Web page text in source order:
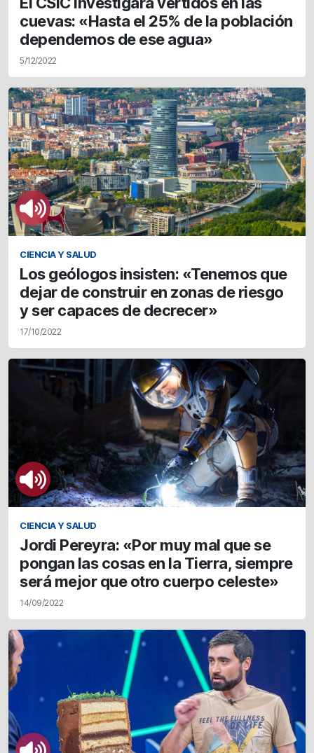
cuevas: «Hasta el 25% de la población
dependemos de ese agua»
5/12/2022
CIENCIA Y SALUD
Los geólogos insisten: «Tenemos que
dejar de construir en zonas de riesgo
y ser capaces de decrecer»
17/10/2022
CIENCIA Y SALUD
Jordi Pereyra: «Por muy mal que se
pongan las cosas en la Tierra, siempre
será mejor que otro cuerpo celeste»
14/09/2022